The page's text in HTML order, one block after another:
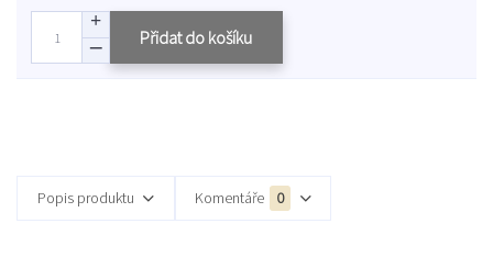
Přidat do košíku
Popis produktu Komentáře 0